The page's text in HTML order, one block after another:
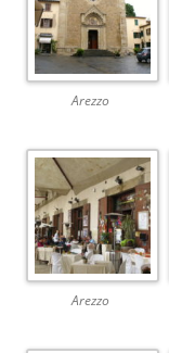
Arezzo
Arezzo